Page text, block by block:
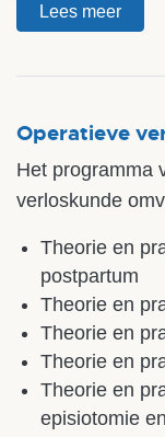
Lees meer
Operatieve
Het programma
verloskunde
Theorie en
postpartum
Theorie en
Theorie en
Theorie en
Theorie en
episiotomie